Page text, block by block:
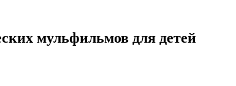
мульфильмов для детей